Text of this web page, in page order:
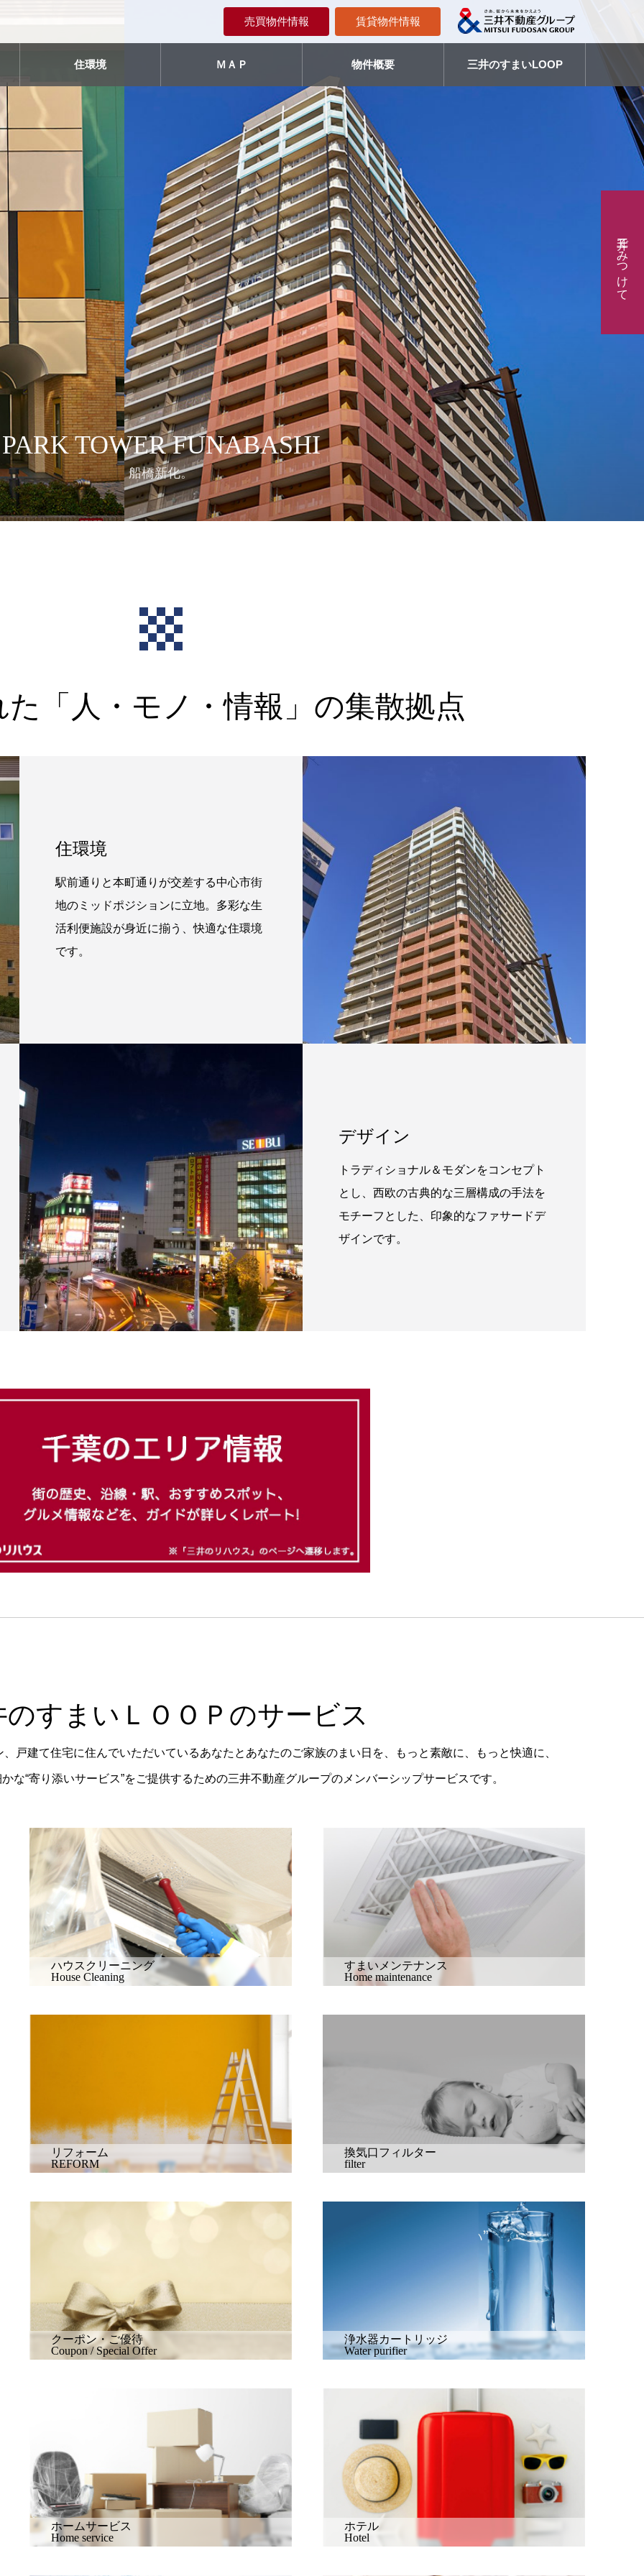
売買物件情報 賃貸物件情報
住環境 ＭＡＰ 物件概要 三井のすまいLOOP
PARK TOWER FUNABASHI
船橋新化。
三井でみつけて
「人・モノ・情報」の集散拠点
住環境
駅前通りと本町通りが交差する中心市街
地のミッドポジションに立地。多彩な生
活利便施設が身近に揃う、快適な住環境
です。
デザイン
トラディショナル＆モダンをコンセプト
とし、西欧の古典的な三層構成の手法を
モチーフとした、印象的なファサードデ
ザインです。
のすまいＬＯＯＰのサービス
戸建て住宅に住んでいただいているあなたとあなたのご家族のまい日を、もっと素敵に、もっと快適に、
な“寄り添いサービス”をご提供するための三井不動産グループのメンバーシップサービスです。
ハウスクリーニング
House Cleaning
すまいメンテナンス
Home maintenance
リフォーム
REFORM
換気口フィルター
filter
クーポン・ご優待
Coupon / Special Offer
浄水器カートリッジ
Water purifier
ホームサービス
Home service
ホテル
Hotel